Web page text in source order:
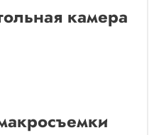
камера